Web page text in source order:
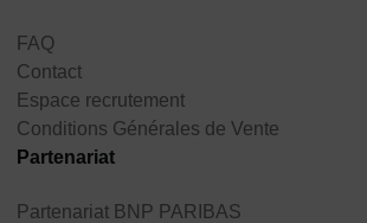
FAQ
Contact
Espace recrutement
Conditions Générales de Vente
Partenariat
Partenariat BNP PARIBAS